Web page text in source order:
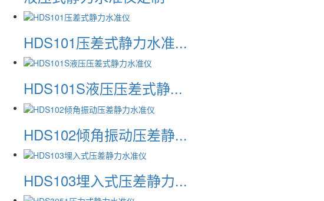
HDS101压差式静力水准...
HDS101S液压压差式静...
HDS102倾角振动压差静...
HDS103埋入式压差静力...